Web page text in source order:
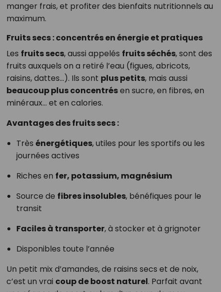
manger frais, et profiter des bienfaits nutritionnels au
maximum.
Fruits secs : concentrés en énergie et pratiques
Les fruits secs, aussi appelés fruits séchés, sont des
fruits auxquels on a retiré l’eau (figues, abricots,
raisins, dattes…). Ils sont plus petits, mais aussi
beaucoup plus concentrésen sucre, en fibres, en
minéraux… et en calories.
Avantages des fruits secs :
Très énergétiques, utiles pour les sportifs ou les
journées actives
Riches en fer, potassium, magnésium
Source de fibres insolubles, bénéfiques pour le
transit
Faciles à transporter, à stocker et à grignoter
Disponibles toute l’année
Un petit mix d’amandes, de raisins secs et de noix,
c’est un vrai coup de boost naturel. Parfait avant